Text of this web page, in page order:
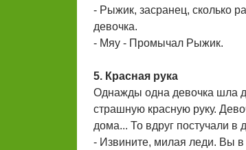
- Рыжик, засранец, сколько
девочка.
- Мяу - Промычал Рыжик.
5. Красная рука
Однажды одна девочка шла
страшную красную руку.
дома... То вдруг постучали в
- Извините, милая леди. Вы в